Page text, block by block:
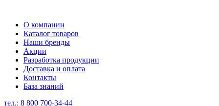
О компании
Каталог товаров
Наши бренды
Акции
Разработка продукции
Доставка и оплата
Контакты
База знаний
тел.: 8 800 700-34-44